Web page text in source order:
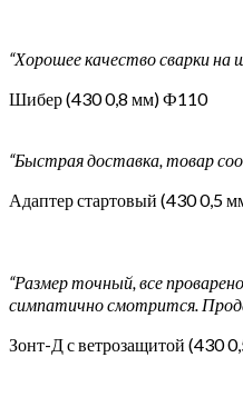
“Хорошее качество сварки
Шибер (430 0,8 мм) Ф110
“Быстрая доставка, товар
Адаптер стартовый (430 0,5
“Размер точный, все
симпатично смотрится.
Зонт-Д с ветрозащитой (430